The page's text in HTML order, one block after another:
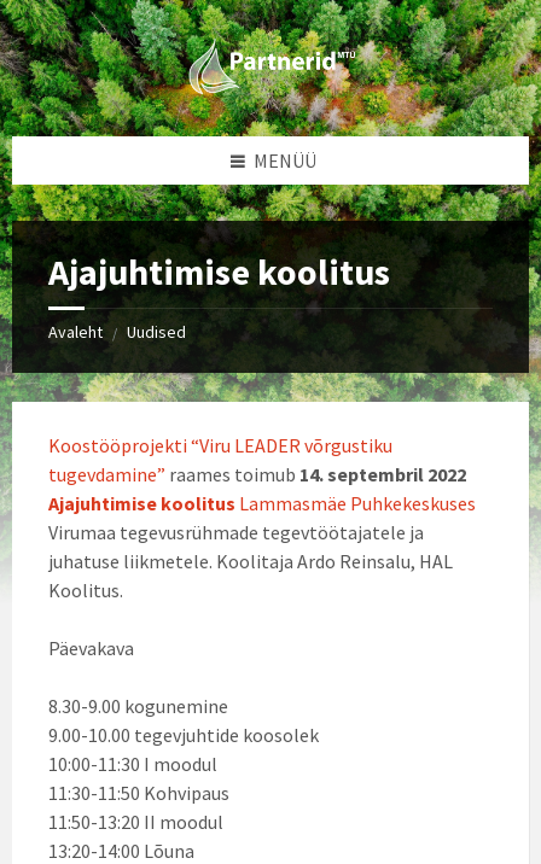
Skip
to
content
Skip
to
left
sidebar
Skip
to
right
sidebar
Skip
to
footer
MENÜÜ
Ajajuhtimise koolitus
Avaleht / Uudised
Koostööprojekti “Viru LEADER võrgustiku
tugevdamine” raames toimub 14. septembril 2022
Ajajuhtimise koolitus Lammasmäe Puhkekeskuses
Virumaa tegevusrühmade tegevtöötajatele ja
juhatuse liikmetele. Koolitaja Ardo Reinsalu, HAL
Koolitus.
Päevakava
8.30-9.00 kogunemine
9.00-10.00 tegevjuhtide koosolek
10:00-11:30 I moodul
11:30-11:50 Kohvipaus
11:50-13:20 II moodul
13:20-14:00 Lõuna